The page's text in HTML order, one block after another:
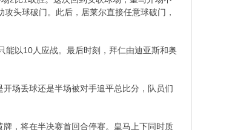
头球破门。此后，居莱尔直接任意球破门，
能以10人应战。最后时刻，拜仁由迪亚斯和奥
场丢球还是半场被对手追平总比分，队员们
，将在半决赛首回合停赛。皇马上下同时质